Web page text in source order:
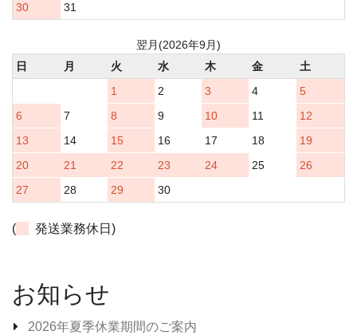
30
31
翌月(2026年9月)
日
月 火 水 木 金
土
1
2 3 4
5
6
7 8 9 10 11
12
13
14 15 16 17 18
19
20
21 22 23 24 25
26
27
28 29 30
( 発送業務休日)
お知らせ
2026年夏季休業期間のご案内